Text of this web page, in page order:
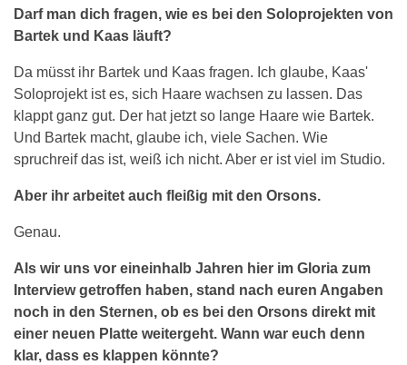
Darf man dich fragen, wie es bei den Soloprojekten von
Bartek und Kaas läuft?
Da müsst ihr Bartek und Kaas fragen. Ich glaube, Kaas'
Soloprojekt ist es, sich Haare wachsen zu lassen. Das
klappt ganz gut. Der hat jetzt so lange Haare wie Bartek.
Und Bartek macht, glaube ich, viele Sachen. Wie
spruchreif das ist, weiß ich nicht. Aber er ist viel im Studio.
Aber ihr arbeitet auch fleißig mit den Orsons.
Genau.
Als wir uns vor eineinhalb Jahren hier im Gloria zum
Interview getroffen haben, stand nach euren Angaben
noch in den Sternen, ob es bei den Orsons direkt mit
einer neuen Platte weitergeht. Wann war euch denn
klar, dass es klappen könnte?